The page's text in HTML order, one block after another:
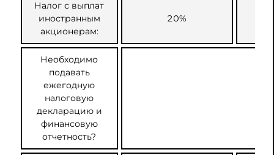
Налог с выплат
иностранным
акционерам:
20%
Необходимо
подавать
ежегодную
налоговую
декларацию и
финансовую
отчетность?